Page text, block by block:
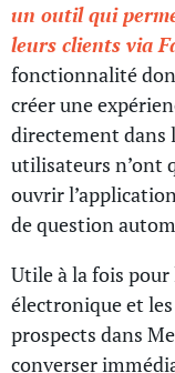
un outil qui
leurs clients via
fonctionnalité
créer une
directement dans
utilisateurs n’ont
ouvrir
de question
Utile à la fois
électronique et
prospects dans
converser